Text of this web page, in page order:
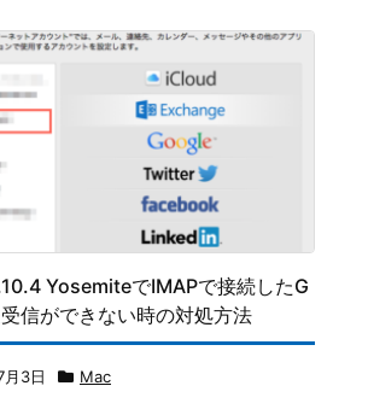
YosemiteでIMAPで接続したG
信ができない時の対処方法
月3日 Mac